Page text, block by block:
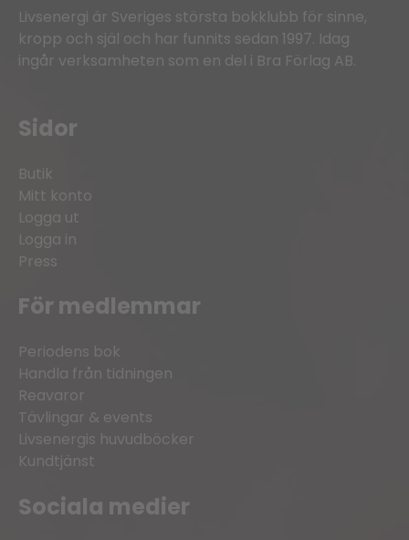
Livsenergi är Sveriges största bokklubb för sinne,
kropp och själ och har funnits sedan 1997. Idag
ingår verksamheten som en del i Bra Förlag AB.
Sidor
Butik
Mitt konto
Logga ut
Logga in
Press
För medlemmar
Periodens bok
Handla från tidningen
Reavaror
Tävlingar & events
Livsenergis huvudböcker
Kundtjänst
Sociala medier